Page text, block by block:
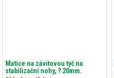
Matice na závitovou tyč na
stabilizační nohy, ? 20mm.